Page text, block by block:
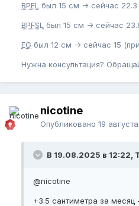
BPEL был 15 см -> сейчас
BPFSL был 15 см -> сейчас
EG был 12 см -> сейчас 15
Нужна консультация?
nicotine
Опубликовано 19
В 19.08.2025 в 12:22,
@nicotine
+3.5 сантиметра за месяц